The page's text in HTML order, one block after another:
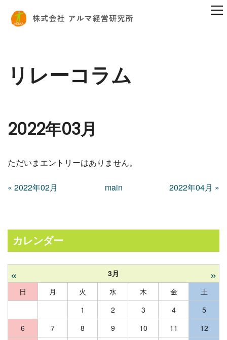
リレーコラム
2022年03月
ただいまエントリーはありません。
« 2022年02月 main 2022年04月 »
カレンダー
« 3月 »
日 月 火 水 木 金
土
1
2 3 4
5
6
7 8 9 10 11
12